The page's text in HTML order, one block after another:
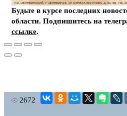
Будьте в курсе последних
области. Подпишитесь на
ссылке.
2672